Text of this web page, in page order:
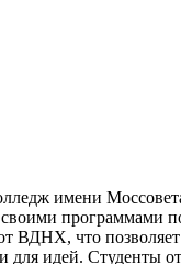
имени
программами
ВДНХ, что
для идей. Студенты